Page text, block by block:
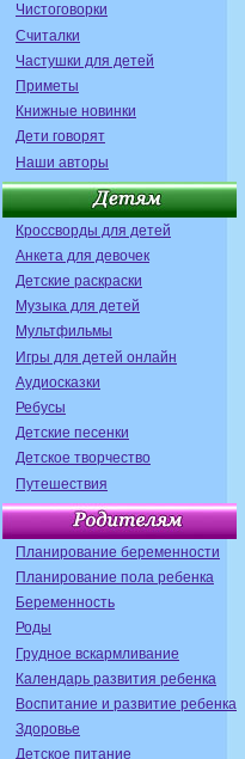
Чистоговорки
Считалки
Частушки для детей
Приметы
Книжные новинки
Дети говорят
Наши авторы
Кроссворды для детей
Анкета для девочек
Детские раскраски
Музыка для детей
Мультфильмы
Игры для детей онлайн
Аудиосказки
Ребусы
Детские песенки
Детское творчество
Путешествия
Планирование беременности
Планирование пола ребенка
Беременность
Роды
Грудное вскармливание
Календарь развития ребенка
Воспитание и развитие ребенка
Здоровье
Детское питание